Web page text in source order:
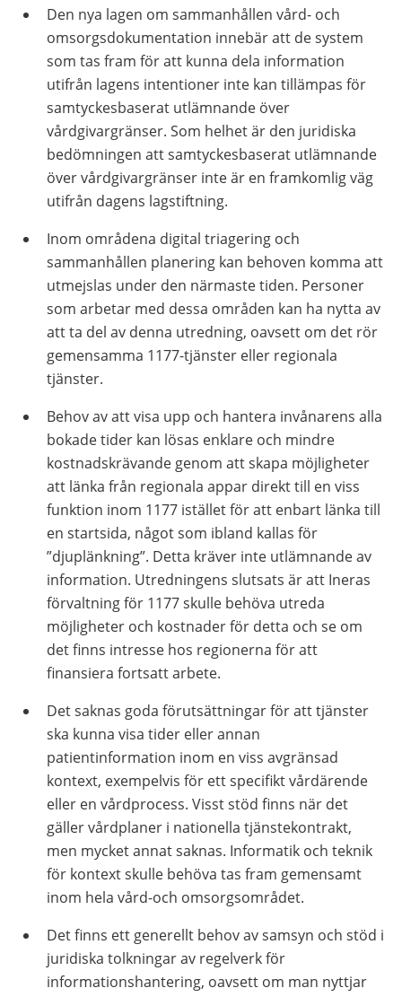
Den nya lagen om sammanhållen vård- och
omsorgsdokumentation innebär att de system
som tas fram för att kunna dela information
utifrån lagens intentioner inte kan tillämpas för
samtyckesbaserat utlämnande över
vårdgivargränser. Som helhet är den juridiska
bedömningen att samtyckesbaserat utlämnande
över vårdgivargränser inte är en framkomlig väg
utifrån dagens lagstiftning.
Inom områdena digital triagering och
sammanhållen planering kan behoven komma att
utmejslas under den närmaste tiden. Personer
som arbetar med dessa områden kan ha nytta av
att ta del av denna utredning, oavsett om det rör
gemensamma 1177-tjänster eller regionala
tjänster.
Behov av att visa upp och hantera invånarens alla
bokade tider kan lösas enklare och mindre
kostnadskrävande genom att skapa möjligheter
att länka från regionala appar direkt till en viss
funktion inom 1177 istället för att enbart länka till
en startsida, något som ibland kallas för
”djuplänkning”. Detta kräver inte utlämnande av
information. Utredningens slutsats är att Ineras
förvaltning för 1177 skulle behöva utreda
möjligheter och kostnader för detta och se om
det finns intresse hos regionerna för att
finansiera fortsatt arbete.
Det saknas goda förutsättningar för att tjänster
ska kunna visa tider eller annan
patientinformation inom en viss avgränsad
kontext, exempelvis för ett specifikt vårdärende
eller en vårdprocess. Visst stöd finns när det
gäller vårdplaner i nationella tjänstekontrakt,
men mycket annat saknas. Informatik och teknik
för kontext skulle behöva tas fram gemensamt
inom hela vård-och omsorgsområdet.
Det finns ett generellt behov av samsyn och stöd i
juridiska tolkningar av regelverk för
informationshantering, oavsett om man nyttjar